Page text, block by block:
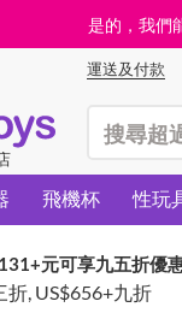
是的，我們
運送及付款
飛機杯 性玩
+元可享九五折優
折, US$656+九折